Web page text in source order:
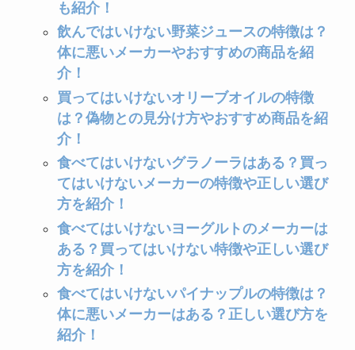
も紹介！
飲んではいけない野菜ジュースの特徴は？
体に悪いメーカーやおすすめの商品を紹
介！
買ってはいけないオリーブオイルの特徴
は？偽物との見分け方やおすすめ商品を紹
介！
食べてはいけないグラノーラはある？買っ
てはいけないメーカーの特徴や正しい選び
方を紹介！
食べてはいけないヨーグルトのメーカーは
ある？買ってはいけない特徴や正しい選び
方を紹介！
食べてはいけないパイナップルの特徴は？
体に悪いメーカーはある？正しい選び方を
紹介！